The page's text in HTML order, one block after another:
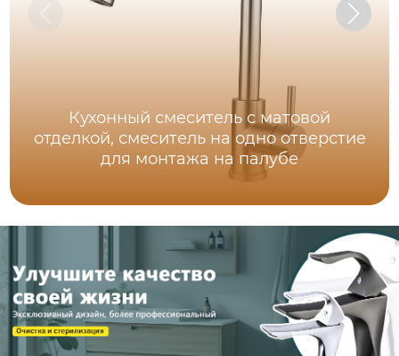
Кухонный смеситель с матовой
отделкой, смеситель на одно отверстие
для монтажа на палубе